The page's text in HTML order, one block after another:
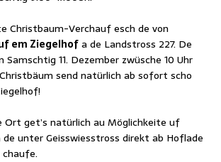
Christbaum-Verchauf esch de von
em Ziegelhofa de Landstross 227. De
11. Dezember zwüsche 10 Uhr
send natürlich ab sofort scho
Ort get’s natürlich au Möglichkeite uf
de unter Geisswiesstross direkt ab Hoflade